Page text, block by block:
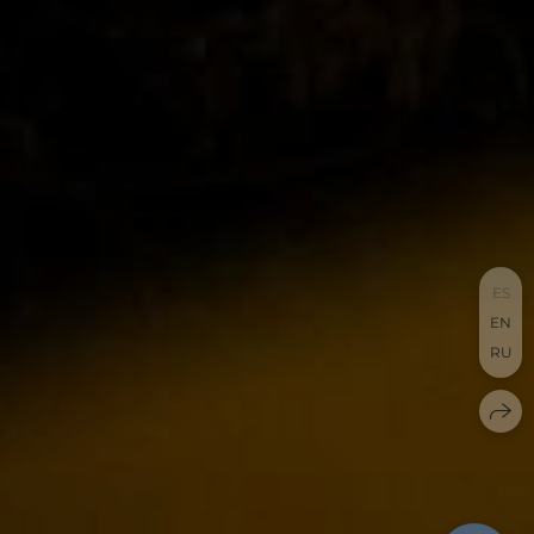
ES
EN
RU